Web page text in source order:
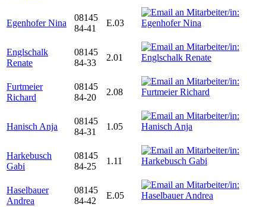
Egenhofer Nina
08145
84-41
E.03
Englschalk
Renate
08145
84-33
2.01
Furtmeier
Richard
08145
84-20
2.08
Hanisch Anja
08145
84-31
1.05
Harkebusch
Gabi
08145
84-25
1.11
Haselbauer
Andrea
08145
84-42
E.05